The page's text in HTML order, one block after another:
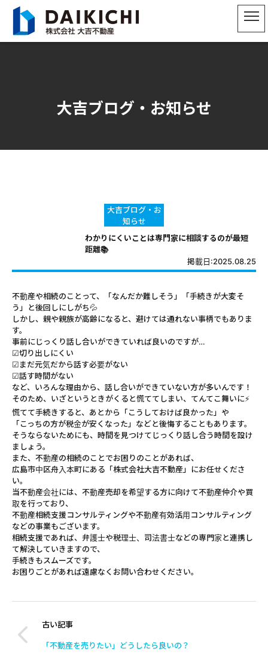
大吉ブログ・お知らせ
大吉ブログ・お
知らせ
わかりにくいことは専門家に相談するのが最短
距離📚
掲載日:2025.08.25
不動産や相続のことって、「なんだか難しそう」「手続きが大変そ
う」と後回しにしがち💦
しかし、親や親族が高齢になると、避けては通れない事柄でもありま
す。
事前にじっくり話し合いができていれば良いのですが…
☑︎切り出しにくい
☑︎まだ元気だから話す必要がない
☑︎話す時間がない
など、いろんな理由から、話し合いができていない方が多いんです！
そのため、いざというときがくると慌ててしまい、てんてこ舞いに⚡️
慌てて手続きすると、あとから「こうしておけば良かった」や
「こっちの方が税金が安くなった」などと後悔することもあります。
そうならないためにも、時間を見つけてじっくり話し合う時間を設け
ましょう。
また、不動産の相続のことでお困りのことがあれば、
広島市中区舟入本町にある「株式会社大吉不動産」にお任せくださ
い。
当不動産会社には、不動産売却を希望する方に向けて不動産仲介や買
取を行っており、
不動産相続支援コンサルティングや不動産有効活用コンサルティング
などの事業もございます。
相続支援であれば、弁護士や税理士、司法書士などの専門家と連携し
て解決していきますので、
手続きもスムーズです。
お困りごとがあれば遠慮なくお問い合わせください。
古い記事
「不動産を売りたい」どうしたら良いの？